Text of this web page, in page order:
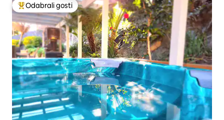
Među najviše rangiranima s oznakom „Odabrali gosti”
Odabrali gosti